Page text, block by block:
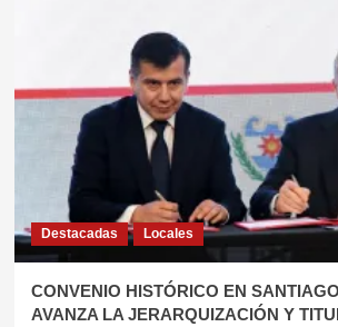
Destacadas Locales
CONVENIO HISTÓRICO EN
AVANZA LA JERARQUIZACIÓN Y